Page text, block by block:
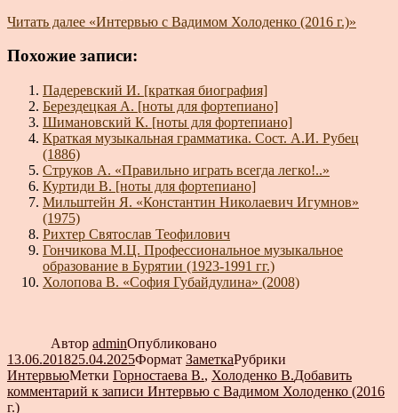
Читать далее «Интервью с Вадимом Холоденко (2016 г.)»
Похожие записи:
Падеревский И. [краткая биография]
Берездецкая А. [ноты для фортепиано]
Шимановский К. [ноты для фортепиано]
Краткая музыкальная грамматика. Сост. А.И. Рубец
(1886)
Струков А. «Правильно играть всегда легко!..»
Куртиди В. [ноты для фортепиано]
Мильштейн Я. «Константин Николаевич Игумнов»
(1975)
Рихтер Святослав Теофилович
Гончикова М.Ц. Профессиональное музыкальное
образование в Бурятии (1923-1991 гг.)
Холопова В. «София Губайдулина» (2008)
Автор adminОпубликовано
13.06.201825.04.2025Формат ЗаметкаРубрики
ИнтервьюМетки Горностаева В., Холоденко В.Добавить
комментарий к записи Интервью с Вадимом Холоденко (2016
г.)